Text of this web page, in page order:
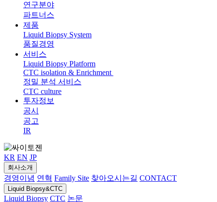
연구분야
파트너스
제품
Liquid Biopsy System
품질경영
서비스
Liquid Biopsy Platform
CTC isolation & Enrichment
정밀 분석 서비스
CTC culture
투자정보
공시
공고
IR
KR EN JP
회사소개
경영이념 연혁 Family Site 찾아오시는길 CONTACT
Liquid Biopsy&CTC
Liquid Biopsy CTC 논문